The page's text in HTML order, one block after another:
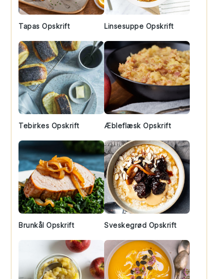
Tapas Opskrift Linsesuppe Opskrift
Tebirkes Opskrift Æbleflæsk Opskrift
Brunkål Opskrift Sveskegrød Opskrift